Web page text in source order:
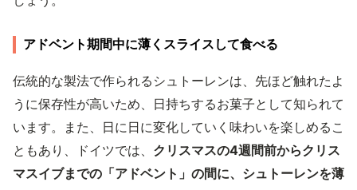
アドベント期間中に薄くスライスして食べる
伝統的な製法で作られるシュトーレンは、先ほど触れたよ
うに保存性が高いため、日持ちするお菓子として知られて
います。また、日に日に変化していく味わいを楽しめるこ
ともあり、ドイツでは、 クリスマスの4週間前からクリス
マスイブまでの「アドベント」の間に、シュトーレンを薄